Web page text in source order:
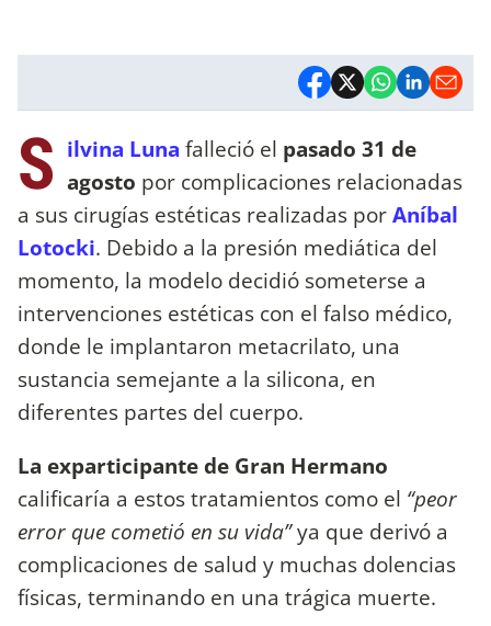
S ilvina Luna falleció el pasado 31 de
agosto por complicaciones relacionadas
a sus cirugías estéticas realizadas porAníbal
Lotocki. Debido a la presión mediática del
momento, la modelo decidió someterse a
intervenciones estéticas con el falso médico,
donde le implantaron metacrilato, una
sustancia semejante a la silicona, en
diferentes partes del cuerpo.
La exparticipante de Gran Hermano
calificaría a estos tratamientos como el “peor
error que cometió en su vida”ya que derivó a
complicaciones de salud y muchas dolencias
físicas, terminando en una trágica muerte.